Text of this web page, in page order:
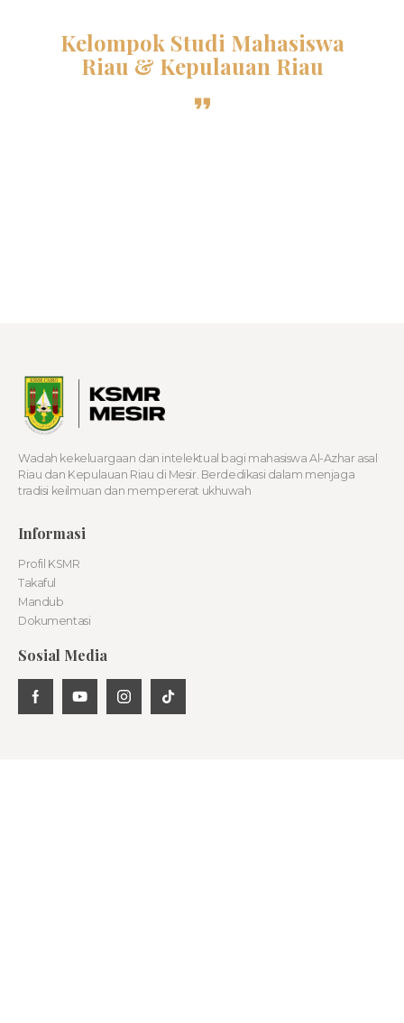
Kelompok Studi Mahasiswa
Riau & Kepulauan Riau
Wadah kekeluargaan dan intelektual bagi mahasiswa Al-Azhar asal
Riau dan Kepulauan Riau di Mesir. Berdedikasi dalam menjaga
tradisi keilmuan dan mempererat ukhuwah
Informasi
Profil KSMR
Takaful
Mandub
Dokumentasi
Sosial Media